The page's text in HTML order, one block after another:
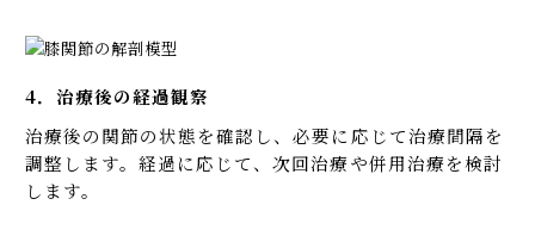
4．治療後の経過観察
治療後の関節の状態を確認し、必要に応じて治療間隔を
調整します。経過に応じて、次回治療や併用治療を検討
します。